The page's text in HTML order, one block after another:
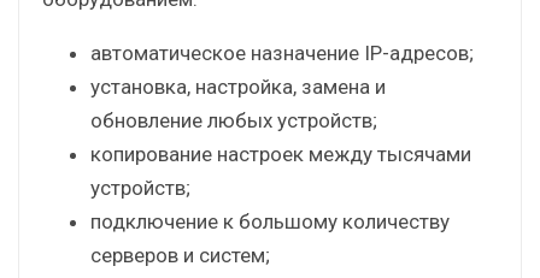
автоматическое назначение IP-адресов;
установка, настройка, замена и
обновление любых устройств;
копирование настроек между тысячами
устройств;
подключение к большому количеству
серверов и систем;